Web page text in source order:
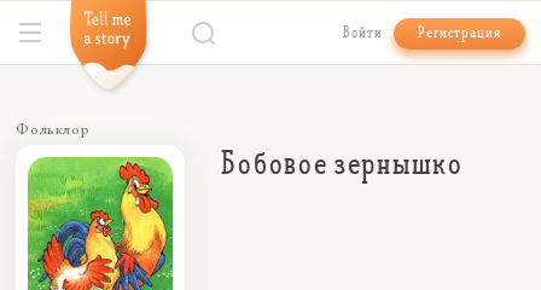
Войти Регистрация
Фольклор
Бобовое зернышко